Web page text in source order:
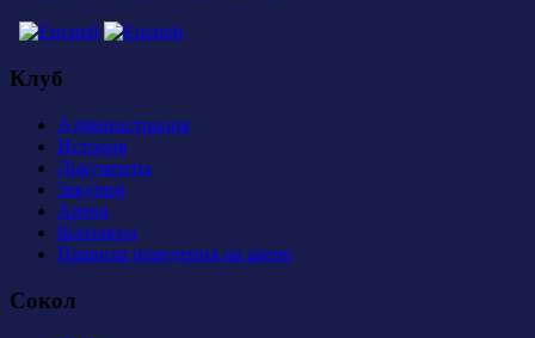
Клуб
Администрация
История
Документы
Закупки
Арена
Контакты
Правила поведения на арене
Сокол